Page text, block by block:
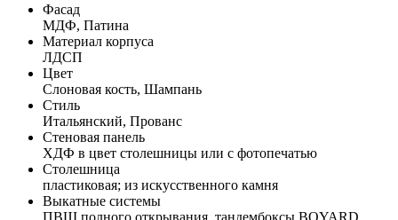
Фасад
МДФ, Патина
Материал корпуса
ЛДСП
Цвет
Слоновая кость, Шампань
Стиль
Итальянский, Прованс
Стеновая панель
ХДФ в цвет столешницы или с фотопечатью
Столешница
пластиковая; из искусственного камня
Выкатные системы
ПВШ полного открывания, тандембоксы BOYARD